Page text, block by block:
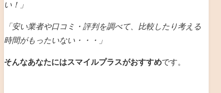
い！」
「安い業者や口コミ・評判を調べて、比較したり考える
時間がもったいない・・・」
そんなあなたにはスマイルプラスがおすすめです。